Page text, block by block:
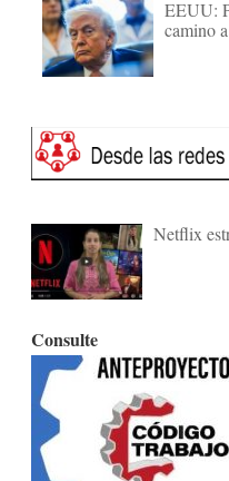
EEUU:
camino
Netflix
Consulte